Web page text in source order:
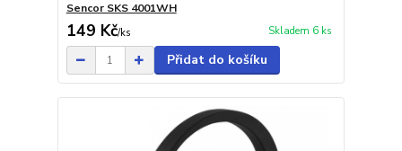
Sencor SKS 4001WH
149 Kč/ks Skladem 6 ks
Přidat do košíku